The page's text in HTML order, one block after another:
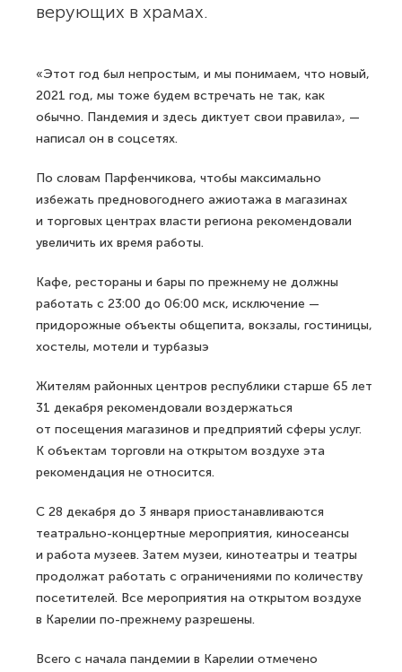
верующих в храмах.
«Этот год был непростым, и мы понимаем, что новый,
2021 год, мы тоже будем встречать не так, как
обычно. Пандемия и здесь диктует свои правила», —
написал он в соцсетях.
По словам Парфенчикова, чтобы максимально
избежать предновогоднего ажиотажа в магазинах
и торговых центрах власти региона рекомендовали
увеличить их время работы.
Кафе, рестораны и бары по прежнему не должны
работать с 23:00 до 06:00 мск, исключение —
придорожные объекты общепита, вокзалы, гостиницы,
хостелы, мотели и турбазыэ
Жителям районных центров республики старше 65 лет
31 декабря рекомендовали воздержаться
от посещения магазинов и предприятий сферы услуг.
К объектам торговли на открытом воздухе эта
рекомендация не относится.
С 28 декабря до 3 января приостанавливаются
театрально-концертные мероприятия, киносеансы
и работа музеев. Затем музеи, кинотеатры и театры
продолжат работать с ограничениями по количеству
посетителей. Все мероприятия на открытом воздухе
в Карелии по-прежнему разрешены.
Всего с начала пандемии в Карелии отмечено